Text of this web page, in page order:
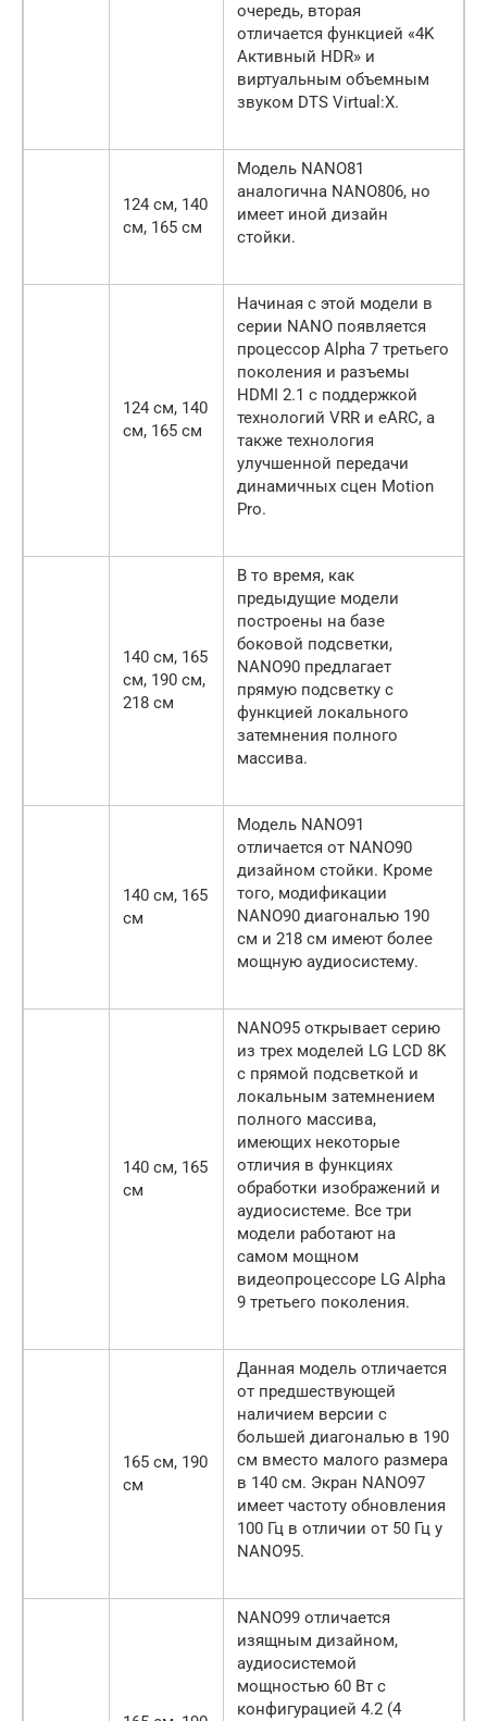
очередь, вторая
отличается функцией «4K
Активный HDR» и
виртуальным объемным
звуком DTS Virtual:X.
124 см, 140
см, 165 см
Модель NANO81
аналогична NANO806, но
имеет иной дизайн
стойки.
124 см, 140
см, 165 см
Начиная с этой модели в
серии NANO появляется
процессор Alpha 7 третьего
поколения и разъемы
HDMI 2.1 с поддержкой
технологий VRR и eARC, а
также технология
улучшенной передачи
динамичных сцен Motion
Pro.
140 см, 165
см, 190 см,
218 см
В то время, как
предыдущие модели
построены на базе
боковой подсветки,
NANO90 предлагает
прямую подсветку с
функцией локального
затемнения полного
массива.
140 см, 165
см
Модель NANO91
отличается от NANO90
дизайном стойки. Кроме
того, модификации
NANO90 диагональю 190
см и 218 см имеют более
мощную аудиосистему.
140 см, 165
см
NANO95 открывает серию
из трех моделей LG LCD 8K
с прямой подсветкой и
локальным затемнением
полного массива,
имеющих некоторые
отличия в функциях
обработки изображений и
аудиосистеме. Все три
модели работают на
самом мощном
видеопроцессоре LG Alpha
9 третьего поколения.
165 см, 190
см
Данная модель отличается
от предшествующей
наличием версии с
большей диагональю в 190
см вместо малого размера
в 140 см. Экран NANO97
имеет частоту обновления
100 Гц в отличии от 50 Гц у
NANO95.
NANO99 отличается
изящным дизайном,
аудиосистемой
мощностью 60 Вт с
конфигурацией 4.2 (4